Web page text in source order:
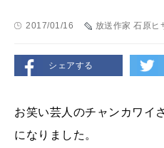
2017/01/16 放送作家 石原ヒ
シェアする
お笑い芸人のチャンカワイ
になりました。